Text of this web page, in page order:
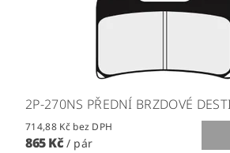
2P-270NS PŘEDNÍ BRZDOVÉ
714,88 Kč bez DPH
865 Kč / pár